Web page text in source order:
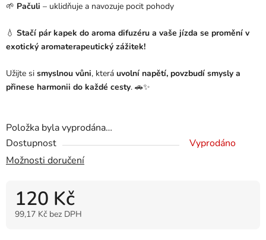
🌱 Pačuli – uklidňuje a navozuje pocit pohody
💧 Stačí pár kapek do aroma difuzéru a vaše jízda se promění v
exotický aromaterapeutický zážitek!
Užijte si smyslnou vůni, která uvolní napětí, povzbudí smysly a
přinese harmonii do každé cesty. 🚗✨
Položka byla vyprodána…
Dostupnost
Vyprodáno
Možnosti doručení
120 Kč
99,17 Kč bez DPH